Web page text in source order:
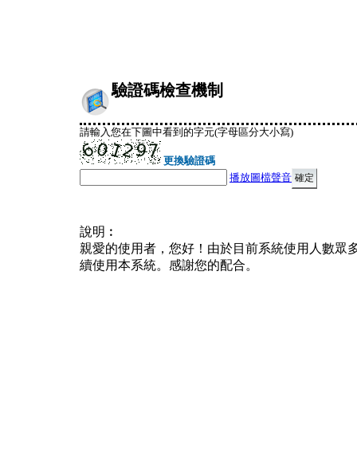
驗證碼檢查機制
請輸入您在下圖中看到的字元(字母區分大小寫)
更換驗證碼
播放圖檔聲音
說明︰
親愛的使用者，您好！由於目前系統使用人數眾
續使用本系統。感謝您的配合。